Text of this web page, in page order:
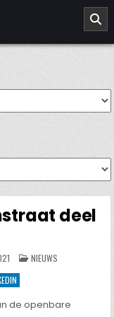
deel
GEPLAATST
IN
NIEUWS
de openbare